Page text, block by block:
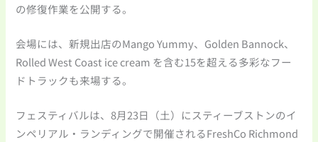
の修復作業を公開する。
会場には、新規出店のMango Yummy、Golden Bannock、
Rolled West Coast ice cream を含む15を超える多彩なフー
ドトラックも来場する。
フェスティバルは、8月23日（土）にスティーブストンのイ
ンペリアル・ランディングで開催されるFreshCo Richmond